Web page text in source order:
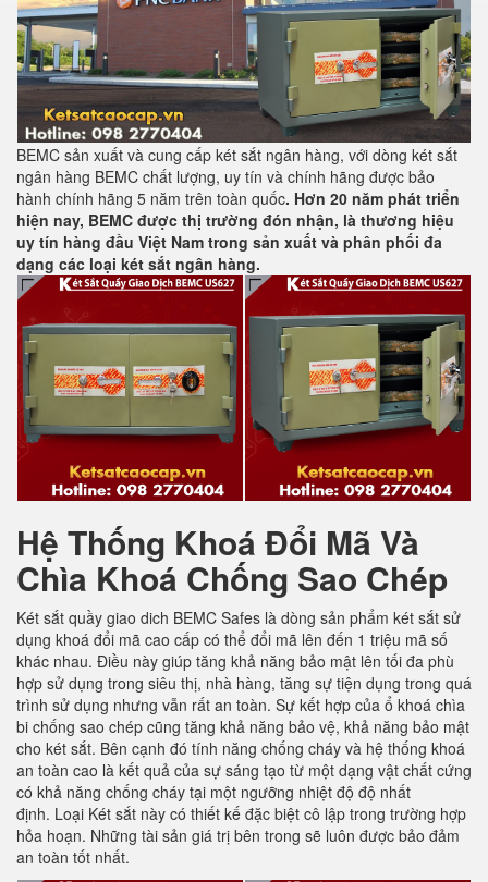
BEMC sản xuất và cung cấp két sắt ngân hàng, với dòng két sắt
ngân hàng BEMC chất lượng, uy tín và chính hãng được bảo
hành chính hãng 5 năm trên toàn quốc. Hơn 20 năm phát triển
hiện nay, BEMC được thị trường đón nhận, là thương hiệu
uy tín hàng đầu Việt Nam trong sản xuất và phân phối đa
dạng các loại két sắt ngân hàng.
Hệ Thống Khoá Đổi Mã Và
Chìa Khoá Chống Sao Chép
Két sắt quầy giao dich BEMC Safes là dòng sản phẩm két sắt sử
dụng khoá đổi mã cao cấp có thể đổi mã lên đến 1 triệu mã số
khác nhau. Điều này giúp tăng khả năng bảo mật lên tối đa phù
hợp sử dụng trong siêu thị, nhà hàng, tăng sự tiện dụng trong quá
trình sử dụng nhưng vẫn rất an toàn. Sự kết hợp của ổ khoá chìa
bi chống sao chép cũng tăng khả năng bảo vệ, khả năng bảo mật
cho két sắt. Bên cạnh đó tính năng chống cháy và hệ thống khoá
an toàn cao là kết quả của sự sáng tạo từ một dạng vật chất cứng
có khả năng chống cháy tại một ngưỡng nhiệt độ độ nhất
định. Loại Két sắt này có thiết kế đặc biệt cô lập trong trường hợp
hỏa hoạn. Những tài sản giá trị bên trong sẽ luôn được bảo đảm
an toàn tốt nhất.